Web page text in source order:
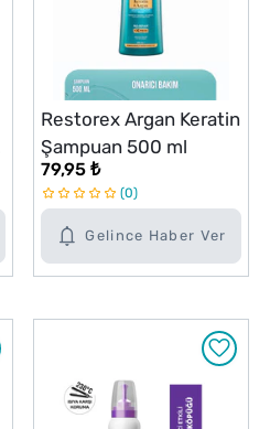
Gelince Haber Ver
Restorex Argan Keratin
Şampuan 500 ml
79,95 ₺
0